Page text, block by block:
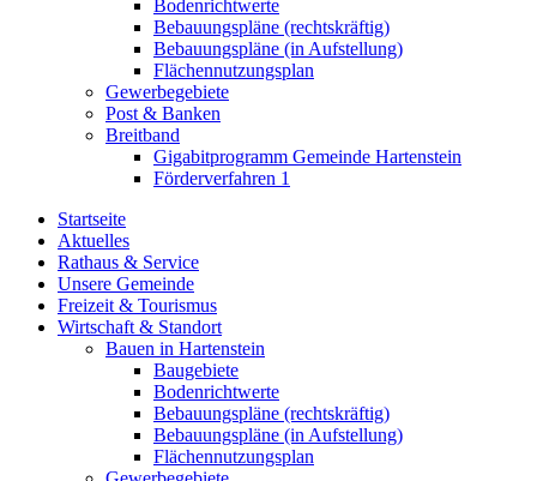
Bodenrichtwerte
Bebauungspläne (rechtskräftig)
Bebauungspläne (in Aufstellung)
Flächennutzungsplan
Gewerbegebiete
Post & Banken
Breitband
Gigabitprogramm Gemeinde Hartenstein
Förderverfahren 1
Startseite
Aktuelles
Rathaus & Service
Unsere Gemeinde
Freizeit & Tourismus
Wirtschaft & Standort
Bauen in Hartenstein
Baugebiete
Bodenrichtwerte
Bebauungspläne (rechtskräftig)
Bebauungspläne (in Aufstellung)
Flächennutzungsplan